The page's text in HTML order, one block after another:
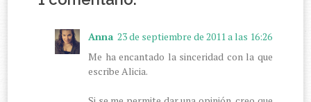
Anna 23 de septiembre de 2011 a las 16:26
Me ha encantado la sinceridad con la que
escribe Alicia.